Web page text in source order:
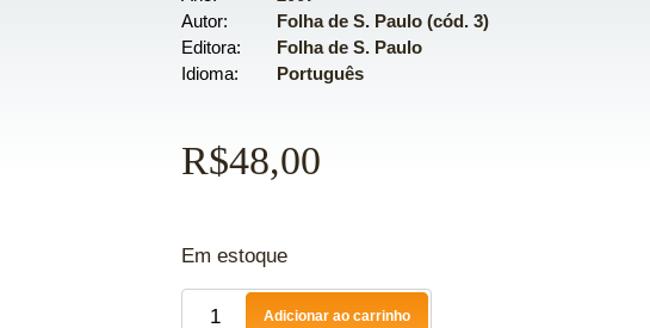
Autor
Folha de S. Paulo (cód. 3)
Editora
Folha de S. Paulo
Idioma
Português
R$48,00
Em estoque
Adicionar ao carrinho